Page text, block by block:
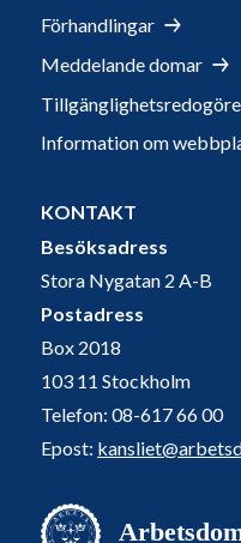
Förhandlingar
Meddelande domar
Information om
KONTAKT
Besöksadress
Stora Nygatan 2 A-B
Postadress
Box 2018
103 11 Stockholm
Telefon: 08-617 66 00
Epost: